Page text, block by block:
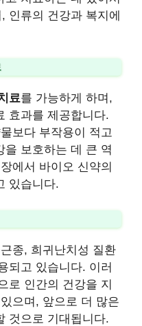
인류의 건강과 복지에
료를 가능하게 하며,
효과를 제공합니다.
보다 부작용이 적고
을 보호하는 데 큰 역
에서 바이오 신약의
있습니다.
종, 희귀난치성 질환
되고 있습니다. 이러
로 인간의 건강을 지
으며, 앞으로 더 많은
것으로 기대됩니다.